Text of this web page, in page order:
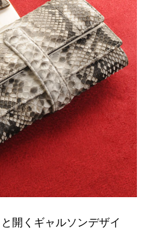
開くギャルソンデザイ